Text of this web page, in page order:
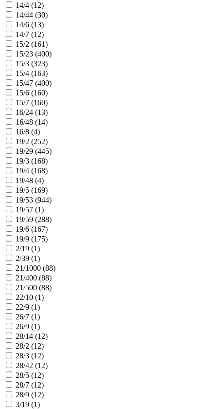
14/4 (12)
14/44 (30)
14/6 (13)
14/7 (12)
15/2 (161)
15/23 (400)
15/3 (323)
15/4 (163)
15/47 (400)
15/6 (160)
15/7 (160)
16/24 (13)
16/48 (14)
16/8 (4)
19/2 (252)
19/29 (445)
19/3 (168)
19/4 (168)
19/48 (4)
19/5 (169)
19/53 (944)
19/57 (1)
19/59 (288)
19/6 (167)
19/9 (175)
2/19 (1)
2/39 (1)
21/1000 (88)
21/400 (88)
21/500 (88)
22/10 (1)
22/9 (1)
26/7 (1)
26/9 (1)
28/14 (12)
28/2 (12)
28/3 (12)
28/42 (12)
28/5 (12)
28/7 (12)
28/9 (12)
3/19 (1)